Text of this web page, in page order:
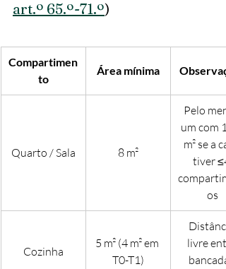
art.º 65.º-71.º)
Compartimen
to
Área mínima
Quarto / Sala 8 m²
Pelo
um com
m² se a
tiver ≤4
os
Cozinha
5 m² (4 m² em
T0-T1)
livre